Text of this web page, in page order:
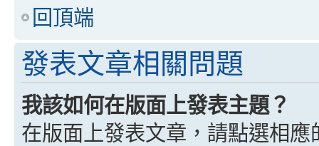
回頂端
發表文章相關問題
我該如何在版面上發表主題？
在版面上發表文章，請點選相